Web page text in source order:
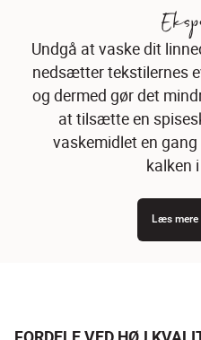
Undgå at vaske dit
nedsætter tekstilernes
og dermed gør det
at tilsætte en
vaskemidlet en
kalken
Læs